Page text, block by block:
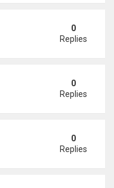
năm ở ẩn
0
Replies
để xóa ràng buộc
0
Replies
0
Replies